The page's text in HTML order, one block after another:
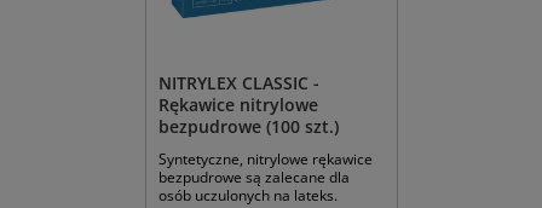
NITRYLEX CLASSIC -
Rękawice nitrylowe
bezpudrowe (100 szt.)
Syntetyczne, nitrylowe rękawice
bezpudrowe są zalecane dla
osób uczulonych na lateks.